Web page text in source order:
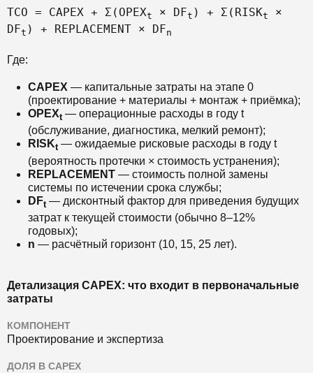
TCO = CAPEX + Σ(OPEXt × DFt ) + Σ(RISKt
×
DFt ) + REPLACEMENT × DFn
Где:
CAPEX — капитальные затраты на этапе 0
(проектирование + материалы + монтаж + приёмка);
OPEXt — операционные расходы в году t
(обслуживание, диагностика, мелкий ремонт);
RISKt — ожидаемые рисковые расходы в году t
(вероятность протечки × стоимость устранения);
REPLACEMENT — стоимость полной замены
системы по истечении срока службы;
DFt — дисконтный фактор для приведения будущих
затрат к текущей стоимости (обычно 8–12%
годовых);
n — расчётный горизонт (10, 15, 25 лет).
Детализация CAPEX: что входит в первоначальные
затраты
КОМПОНЕНТ
Проектирование и экспертиза
ДОЛЯ В CAPEX